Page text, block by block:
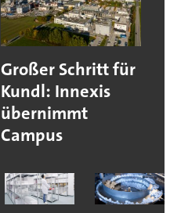
Großer Schritt für
Kundl: Innexis
übernimmt
Campus